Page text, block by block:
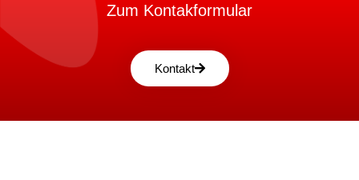
Zum Kontakformular
Kontakt